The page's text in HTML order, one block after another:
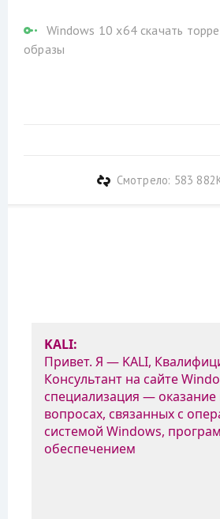
Windows 10 x64 скачать
образы
Смотрело: 583 882